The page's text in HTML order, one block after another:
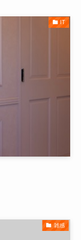
IT
雑感